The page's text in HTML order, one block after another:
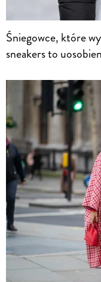
Śniegowce, które
sneakers to